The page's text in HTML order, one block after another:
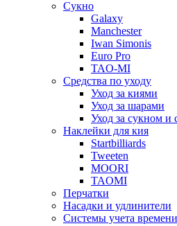
Сукно
Galaxy
Manchester
Iwan Simonis
Euro Pro
TAO-MI
Средства по уходу
Уход за киями
Уход за шарами
Уход за сукном и
Наклейки для кия
Startbilliards
Tweeten
MOORI
TAOMI
Перчатки
Насадки и удлинители
Системы учета времени